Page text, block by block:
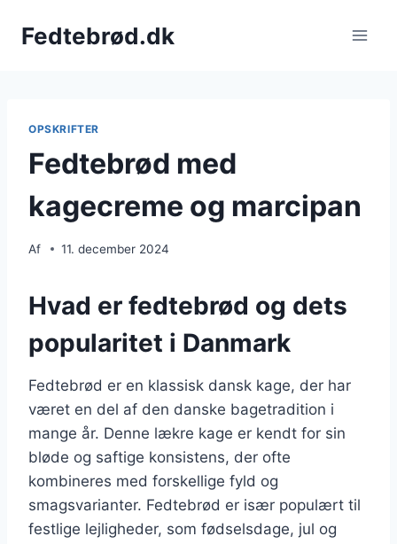
Fedtebrød.dk
OPSKRIFTER
Fedtebrød med
kagecreme og marcipan
Af 11. december 2024
Hvad er fedtebrød og dets
popularitet i Danmark
Fedtebrød er en klassisk dansk kage, der har
været en del af den danske bagetradition i
mange år. Denne lækre kage er kendt for sin
bløde og saftige konsistens, der ofte
kombineres med forskellige fyld og
smagsvarianter. Fedtebrød er især populært til
festlige lejligheder, som fødselsdage, jul og